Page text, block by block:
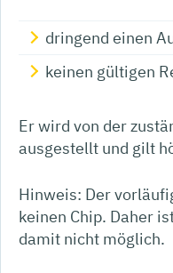
dringend einen
keinen gültigen
Er wird von der
ausgestellt und gilt
Hinweis: Der
keinen Chip. Daher
damit nicht möglich.